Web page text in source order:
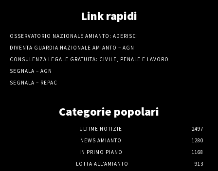
Link rapidi
OSSERVATORIO NAZIONALE AMIANTO: ADERISCI
DIVENTA GUARDIA NAZIONALE AMIANTO – AGN
CONSULENZA LEGALE GRATUITA: CIVILE, PENALE E LAVORO
SEGNALA – AGN
SEGNALA – REPAC
Categorie popolari
ULTIME NOTIZIE
2497
NEWS AMIANTO
1280
IN PRIMO PIANO
1168
LOTTA ALL'AMIANTO
913